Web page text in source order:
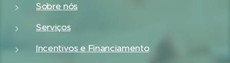
Sobre nós
Serviços
Incentivos e Financiamento